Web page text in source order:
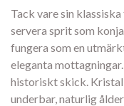
Tack vare sin
servera sprit som
fungera som en
eleganta
historiskt skick.
underbar, naturlig